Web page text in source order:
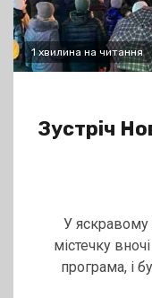
1 хвилина на читання
Зустріч
У яскравому
містечку
програма, і